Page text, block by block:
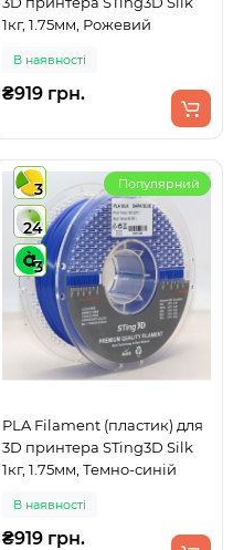
1кг, 1.75мм, Рожевий
В наявності
₴919 грн.
3
24
3
Популярний
PLA Filament (пластик) для
3D принтера STing3D Silk
1кг, 1.75мм, Темно-синій
В наявності
₴919 грн.